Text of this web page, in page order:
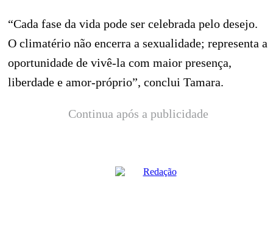
“Cada fase da vida pode ser celebrada pelo desejo.
O climatério não encerra a sexualidade; representa a
oportunidade de vivê-la com maior presença,
liberdade e amor-próprio”, conclui Tamara.
Continua após a publicidade